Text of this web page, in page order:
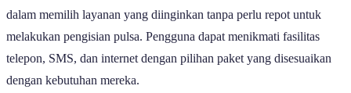
dalam memilih layanan yang diinginkan tanpa perlu repot untuk
melakukan pengisian pulsa. Pengguna dapat menikmati fasilitas
telepon, SMS, dan internet dengan pilihan paket yang disesuaikan
dengan kebutuhan mereka.